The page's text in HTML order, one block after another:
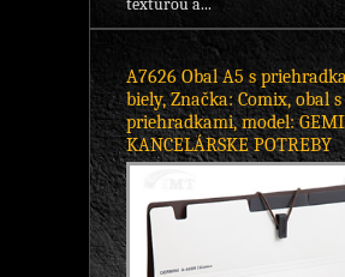
A7626 Obal A5 s
biely, Značka: Comix, obal s
priehradkami, model:
KANCELÁRSKE POTREBY